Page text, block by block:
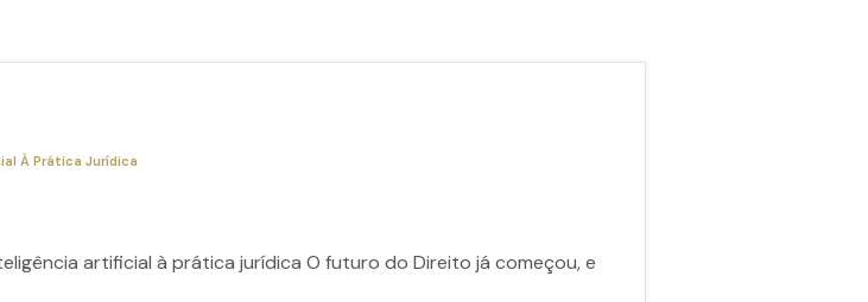
À Prática Jurídica
artificial à prática jurídica O futuro do Direito já começou, e